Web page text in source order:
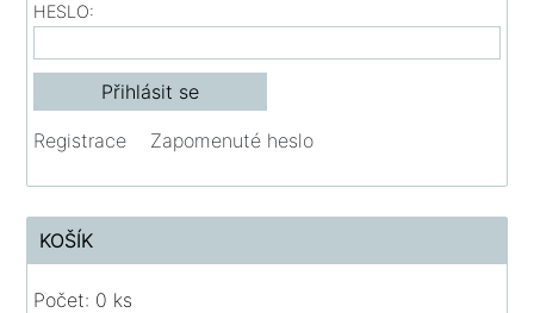
HESLO:
Registrace Zapomenuté heslo
KOŠÍK
Počet: 0 ks